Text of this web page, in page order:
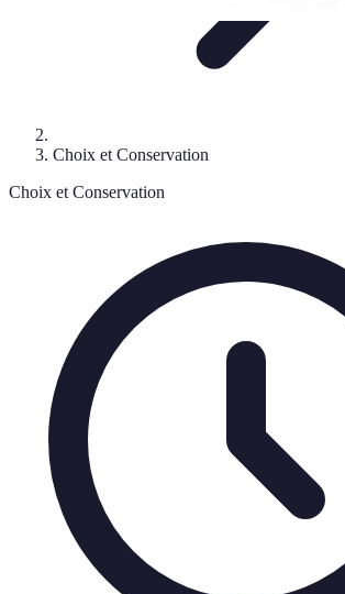
Choix et Conservation
Choix et Conservation